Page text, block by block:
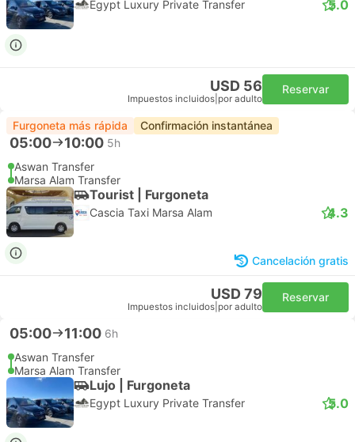
Egypt Luxury Private Transfer 5.0
USD 56
Impuestos incluidos por adulto
Reservar
Furgoneta más rápida Confirmación instantánea
05:00 10:00 5h
Aswan Transfer
Marsa Alam Transfer
Tourist | Furgoneta
Cascia Taxi Marsa Alam 4.3
Cancelación gratis
USD 79
Impuestos incluidos por adulto
Reservar
05:00 11:00 6h
Aswan Transfer
Marsa Alam Transfer
Lujo | Furgoneta
Egypt Luxury Private Transfer 5.0